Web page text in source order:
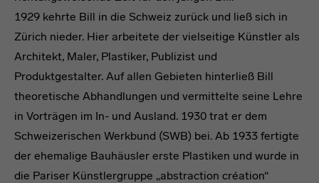
1929 kehrte Bill in die Schweiz zurück und ließ sich in
Zürich nieder. Hier arbeitete der vielseitige Künstler als
Architekt, Maler, Plastiker, Publizist und
Produktgestalter. Auf allen Gebieten hinterließ Bill
theoretische Abhandlungen und vermittelte seine Lehre
in Vorträgen im In- und Ausland. 1930 trat er dem
Schweizerischen Werkbund (SWB) bei. Ab 1933 fertigte
der ehemalige Bauhäusler erste Plastiken und wurde in
die Pariser Künstlergruppe „abstraction création“